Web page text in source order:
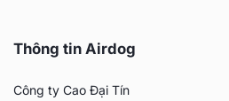
Thông tin Airdog
Công ty Cao Đại Tín